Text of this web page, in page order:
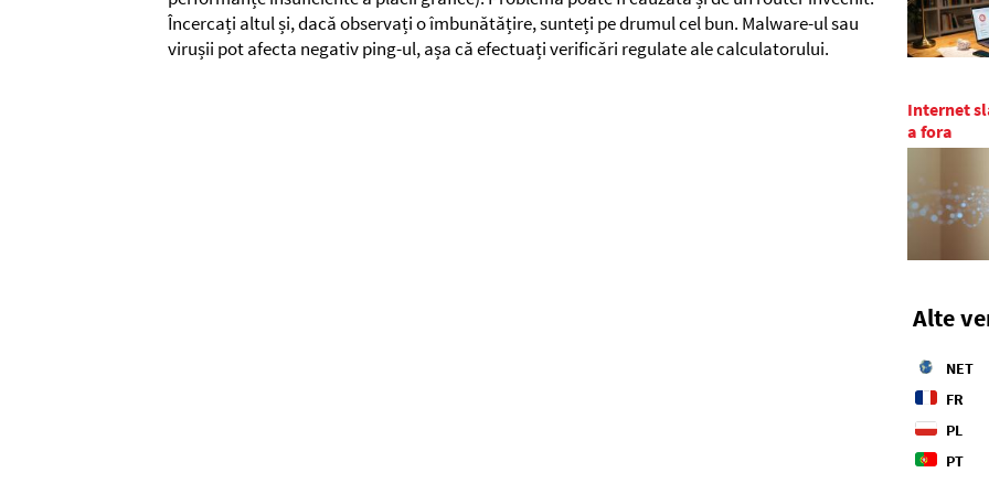
Încercați altul și, dacă observați o îmbunătățire, sunteți pe drumul cel bun. Malware-ul sau
virușii pot afecta negativ ping-ul, așa că efectuați verificări regulate ale calculatorului.
Internet
a fora
Alte
NET
FR
PL
PT